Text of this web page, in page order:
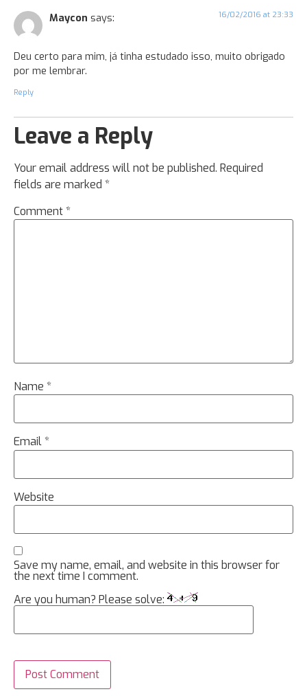
Maycon says: 16/02/2016 at 23:33
Deu certo para mim, já tinha estudado isso, muito obrigado
por me lembrar.
Reply
Leave a Reply
Your email address will not be published. Required
fields are marked *
Comment*
Name *
Email*
Website
Save my name, email, and website in this browser for
the next time I comment.
Are you human? Please solve: